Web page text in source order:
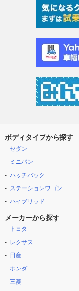
ボディタイプから探す
セダン
ミニバン
ハッチバック
ステーションワゴン
ハイブリッド
メーカーから探す
トヨタ
レクサス
日産
ホンダ
三菱